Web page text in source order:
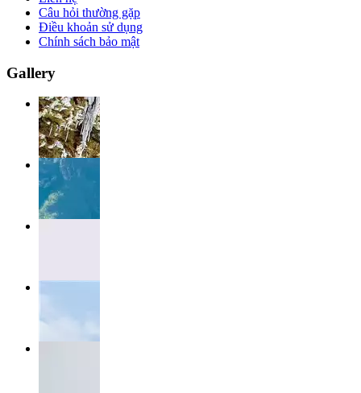
Câu hỏi thường gặp
Điều khoản sử dụng
Chính sách bảo mật
Gallery